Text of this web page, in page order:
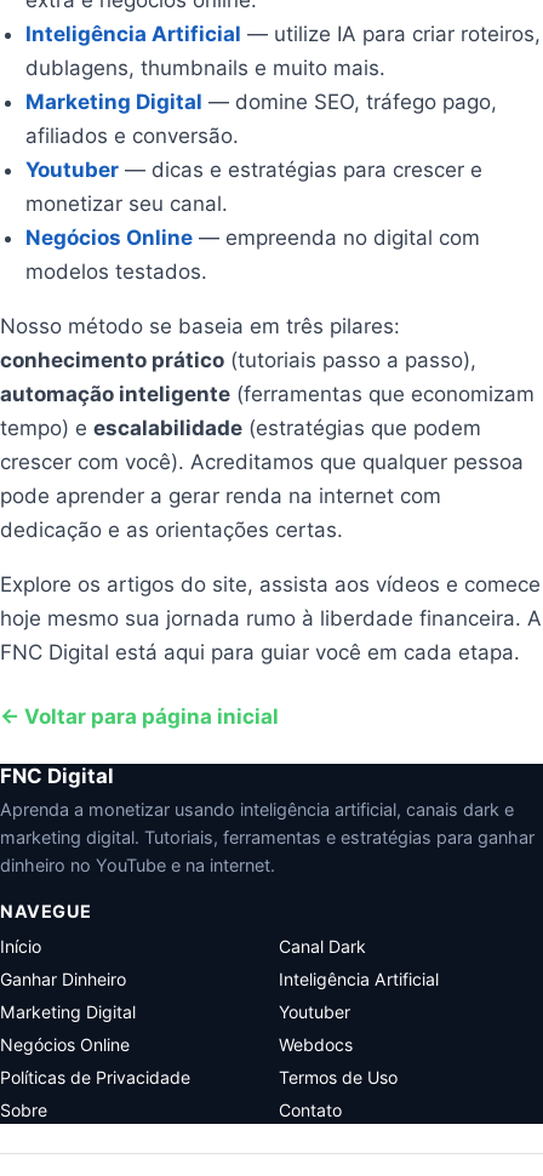
Inteligência Artificial — utilize IA para criar roteiros,
dublagens, thumbnails e muito mais.
Marketing Digital — domine SEO, tráfego pago,
afiliados e conversão.
Youtuber — dicas e estratégias para crescer e
monetizar seu canal.
Negócios Online — empreenda no digital com
modelos testados.
Nosso método se baseia em três pilares:
conhecimento prático (tutoriais passo a passo),
automação inteligente (ferramentas que economizam
tempo) e escalabilidade (estratégias que podem
crescer com você). Acreditamos que qualquer pessoa
pode aprender a gerar renda na internet com
dedicação e as orientações certas.
Explore os artigos do site, assista aos vídeos e comece
hoje mesmo sua jornada rumo à liberdade financeira. A
FNC Digital está aqui para guiar você em cada etapa.
← Voltar para página inicial
FNC Digital
Aprenda a monetizar usando inteligência artificial, canais dark e
marketing digital. Tutoriais, ferramentas e estratégias para ganhar
dinheiro no YouTube e na internet.
NAVEGUE
Início
Canal Dark
Ganhar Dinheiro
Inteligência Artificial
Marketing Digital
Youtuber
Negócios Online
Webdocs
Políticas de Privacidade
Termos de Uso
Sobre
Contato